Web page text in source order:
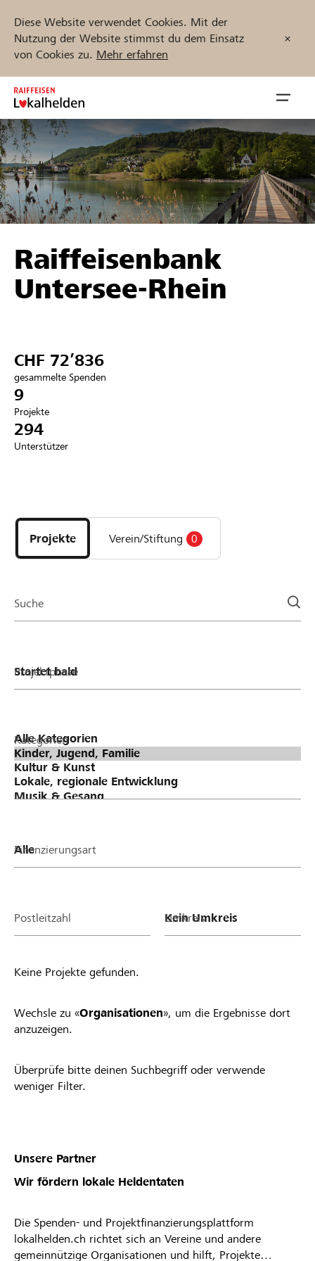
Diese Website verwendet Cookies. Mit der
Nutzung der Website stimmst du dem Einsatz
von Cookies zu. Mehr erfahren
Zum
Inhalt
springen
öffnen
Unterstützen
Hilfe & Support
Anmelden
Projekte und Organisationen finden
Jetzt starten
DE FR IT
Raiffeisenbank
Untersee-Rhein
CHF 72’836
gesammelte Spenden
9
Projekte
294
Unterstützer
Projekte
und
Organisationen
Projekte Verein/Stiftung 0
Suche
Projektphase
Kategorien
Finanzierungsart
Postleitzahl Umkreis
Keine Projekte gefunden.
Wechsle zu «Organisationen», um die Ergebnisse dort
anzuzeigen.
Überprüfe bitte deinen Suchbegriff oder verwende
weniger Filter.
Unsere Partner
Wir fördern lokale Heldentaten
Die Spenden- und Projektfinanzierungsplattform
lokalhelden.ch richtet sich an Vereine und andere
gemeinnützige Organisationen und hilft, Projekte